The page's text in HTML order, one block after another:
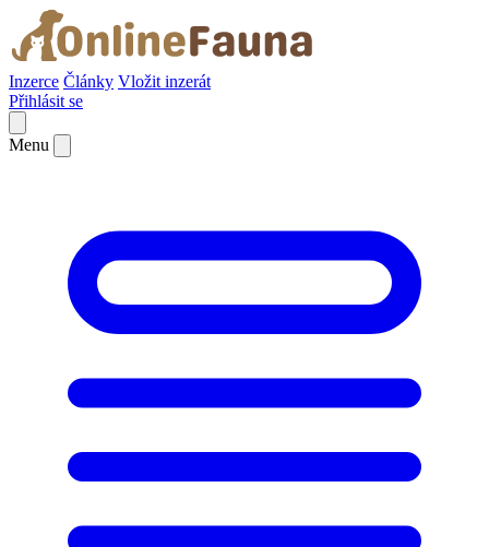
Inzerce Články Vložit inzerát
Přihlásit se
Menu